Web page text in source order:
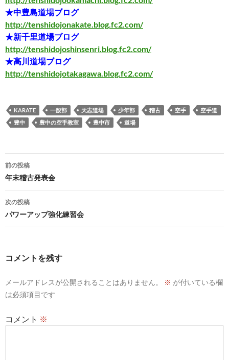
★中豊島道場ブログ
http://tenshidojonakate.blog.fc2.com/
★新千里道場ブログ
http://tenshidojoshinsenri.blog.fc2.com/
★高川道場ブログ
http://tenshidojotakagawa.blog.fc2.com/
KARATE 一般部 天志道場 少年部 稽古 空手
空手道
豊中
豊中の空手教室 豊中市 道場
投
稿
ナ
ビ
ゲ
ョ
前の投稿
年末稽古発表会
次の投稿
パワーアップ強化練習会
コメントを残す
メールアドレスが公開されることはありません。 ※ が付いている欄
は必須項目です
コメント ※